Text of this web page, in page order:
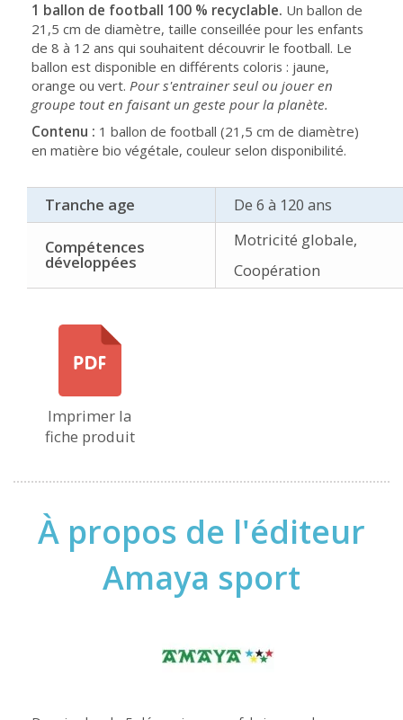
1 ballon de football 100 % recyclable. Un ballon de
21,5 cm de diamètre, taille conseillée pour les enfants
de 8 à 12 ans qui souhaitent découvrir le football. Le
ballon est disponible en différents coloris : jaune,
orange ou vert. Pour s'entrainer seul ou jouer en
groupe tout en faisant un geste pour la planète.
Contenu : 1 ballon de football (21,5 cm de diamètre)
en matière bio végétale, couleur selon disponibilité.
Tranche age De 6 à 120 ans
Compétences
développées
Motricité globale,
Coopération
Imprimer la
fiche produit
À propos de l'éditeur
Amaya sport